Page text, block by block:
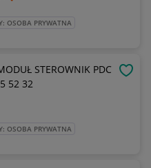
OSOBA PRYWATNA
STEROWNIK PDC
545 52 32
OSOBA PRYWATNA